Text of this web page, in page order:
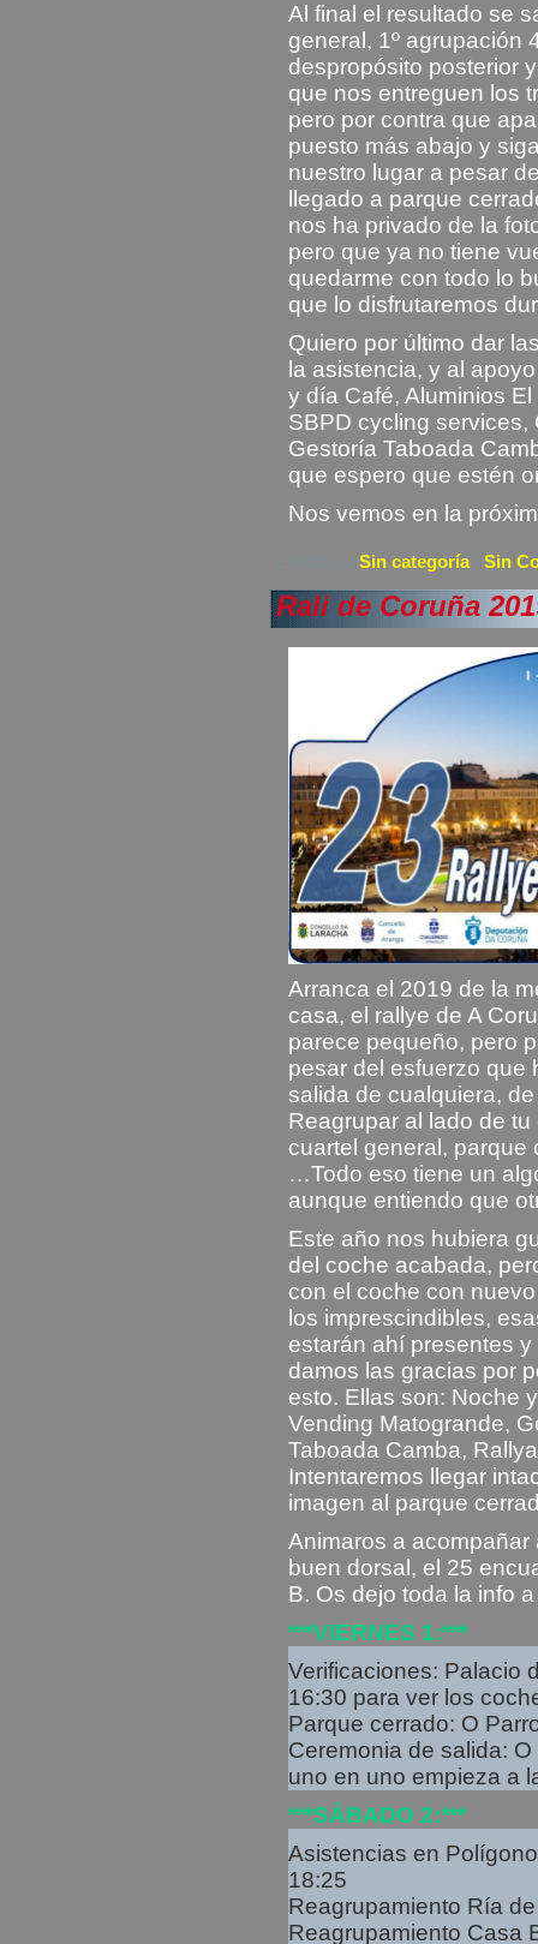
Al final el resultado se
general, 1º agrupación
despropósito posterior
que nos entreguen los
pero por contra que
puesto más abajo y
nuestro lugar a pesar
llegado a parque
nos ha privado de la
pero que ya no tiene
quedarme con todo lo
que lo disfrutaremos
Quiero por último dar
la asistencia, y al
y día Café, Aluminios
SBPD cycling services,
Gestoría Taboada
que espero que estén
Nos vemos en la
Sin categoría Sin
Rali de Coruña
Arranca el 2019 de la
casa, el rallye de A
parece pequeño, pero
pesar del esfuerzo que
salida de cualquiera,
Reagrupar al lado de
cuartel general, parque
…Todo eso tiene un
aunque entiendo que
Este año nos hubiera
del coche acabada,
con el coche con
los imprescindibles,
estarán ahí presentes
damos las gracias por
esto. Ellas son: Noche
Vending Matogrande,
Taboada Camba,
Intentaremos llegar
imagen al parque
Animaros a
buen dorsal, el 25
B. Os dejo toda la info
***VIERNES 1:***
Verificaciones: Palacio
16:30 para ver los
Parque cerrado: O
Ceremonia de salida:
uno en uno empieza a
***SÁBADO 2:***
Asistencias en
18:25
Reagrupamiento Ría
Reagrupamiento Casa